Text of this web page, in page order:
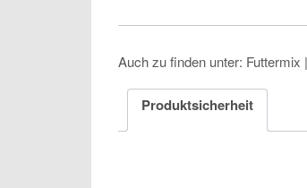
Auch zu finden unter: Futtermix
Produktsicherheit